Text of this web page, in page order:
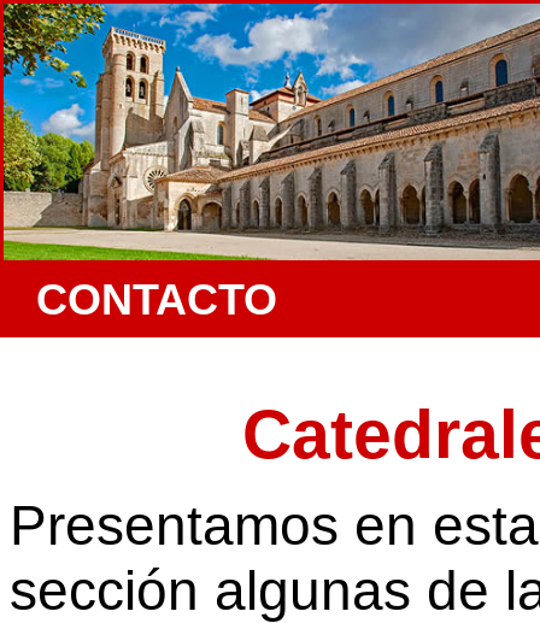
CONTACTO
Presentamos en esta
sección algunas de